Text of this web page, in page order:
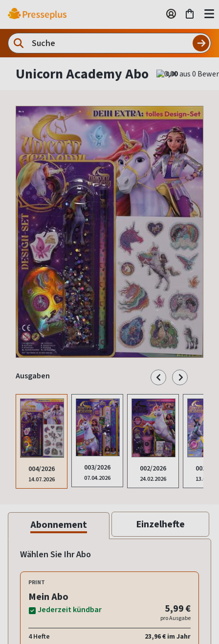
Unicorn Academy Abo 0,00
Ausgaben
004/2026
14.07.2026
003/2026
07.04.2026
002/2026
24.02.2026
001/
Abonnement Einzelhefte
Wählen Sie Ihr Abo
PRINT
Mein Abo
Jederzeit kündbar 5,99 €
pro Ausgabe
4 Hefte 23,96 € im Jahr